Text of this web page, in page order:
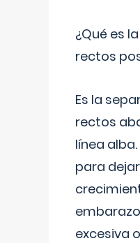
¿Qué es
rectos
Es la
rectos
línea
para
excesiva